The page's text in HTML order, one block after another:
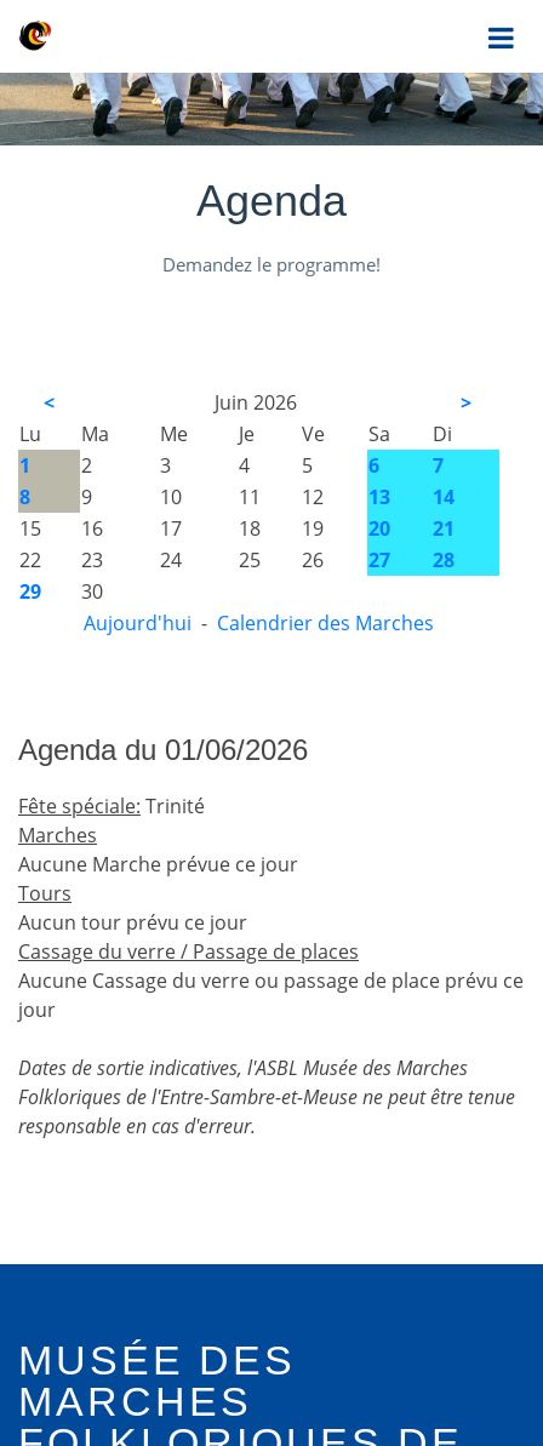
Agenda
Demandez le programme!
< Juin 2026
>
Lu
Ma Me Je Ve Sa
Di
1
2 3 4 5 6
7
8
9 10 11 12 13
14
15
16 17 18 19 20
21
22
23 24 25 26 27
28
29
30
Aujourd'hui - Calendrier des Marches
Agenda du 01/06/2026
Fête spéciale: Trinité
Marches
Aucune Marche prévue ce jour
Tours
Aucun tour prévu ce jour
Cassage du verre / Passage de places
Aucune Cassage du verre ou passage de place prévu ce
jour
Dates de sortie indicatives, l'ASBL Musée des Marches
Folkloriques de l'Entre-Sambre-et-Meuse ne peut être tenue
responsable en cas d'erreur.
MUSÉE DES
MARCHES